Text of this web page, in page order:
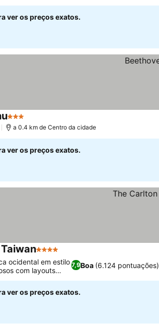
ver os preços exatos.
3 Estrelas
a 0.4 km de Centro da cidade
ver os preços exatos.
4 Estrelas
7,9Boa (6.124 pontuações)
ocidental em estilo
com layouts
ver os preços exatos.